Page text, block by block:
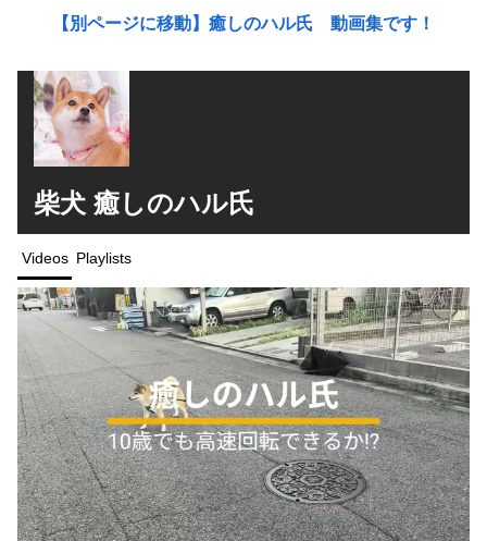
【別ページに移動】癒しのハル氏 動画集です！
柴犬 癒しのハル氏
Videos Playlists